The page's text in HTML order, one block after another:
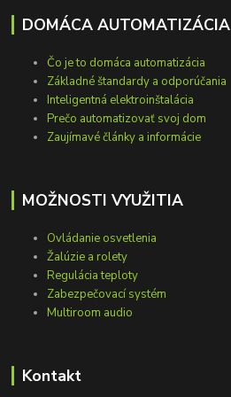
DOMÁCA AUTOMATIZÁCIA
Čo je to domáca automatizácia
Základné štandardy a odporúčania
Inteligentná elektroinštalácia
Prečo automatizovať svoj dom
Zaujímavé články a informácie
MOŽNOSTI VYUŽITIA
Ovládanie osvetlenia
Žalúzie a rolety
Regulácia teploty
Zabezpečovací systém
Multiroom audio
Kontakt